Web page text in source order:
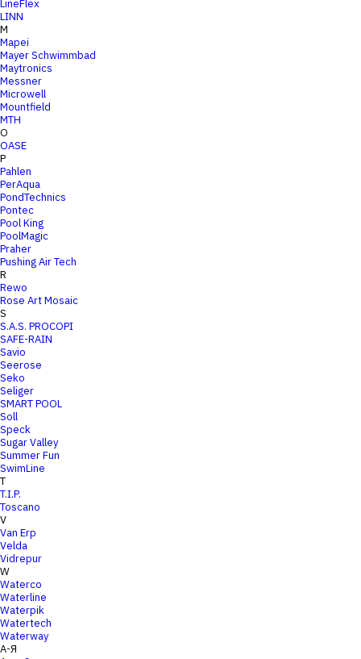
LineFlex
LINN
M
Mapei
Mayer Schwimmbad
Maytronics
Messner
Microwell
Mountfield
MTH
O
OASE
P
Pahlen
PerAqua
PondTechnics
Pontec
Pool King
PoolMagic
Praher
Pushing Air Tech
R
Rewo
Rose Art Mosaic
S
S.A.S. PROCOPI
SAFE-RAIN
Savio
Seerose
Seko
Seliger
SMART POOL
Soll
Speck
Sugar Valley
Summer Fun
SwimLine
T
T.I.P.
Toscano
V
Van Erp
Velda
Vidrepur
W
Waterco
Waterline
Waterpik
Watertech
Waterway
А-Я